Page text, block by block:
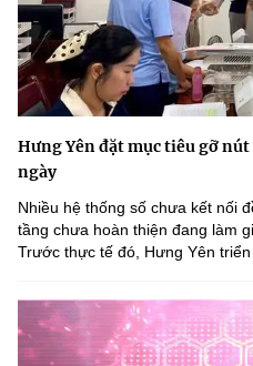
Hưng Yên đặt mục tiêu gỡ
ngày
Nhiều hệ thống số chưa kết nối
tầng chưa hoàn thiện đang làm
Trước thực tế đó, Hưng Yên triển